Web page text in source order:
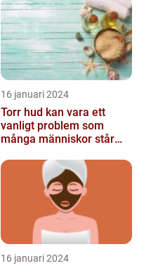
16 januari 2024
Torr hud kan vara ett
vanligt problem som
många människor står
16 januari 2024